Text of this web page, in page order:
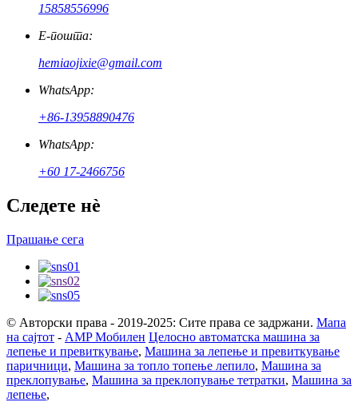
15858556996
Е-пошта:
hemiaojixie@gmail.com
WhatsApp:
+86-13958890476
WhatsApp:
+60 17-2466756
Следете нè
Прашање сега
© Авторски права - 2019-2025: Сите права се задржани. Мапа
на сајтот - AMP Мобилен Целосно автоматска машина за
лепење и превиткување, Машина за лепење и превиткување
паричници, Машина за топло топење лепило, Машина за
преклопување, Машина за преклопување тетратки, Машина за
лепење,